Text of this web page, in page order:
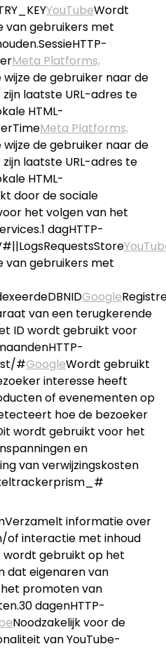
YouTubeWordt
van gebruikers met
Meta Platforms,
de gebruiker naar de
laatste URL-adres te
HTML-
Meta Platforms,
de gebruiker naar de
laatste URL-adres te
HTML-
door de sociale
het volgen van het
dagHTTP-
van gebruikers met
Google
van een terugkerende
ID wordt gebruikt voor
#GoogleWordt gebruikt
interesse heeft
of evenementen op
hoe de bezoeker
wordt gebruikt voor het
en
van verwijzingskosten
informatie over
of interactie met inhoud
gebruikt op het
dat eigenaren van
promoten van
dagenHTTP-
Noodzakelijk voor de
van YouTube-